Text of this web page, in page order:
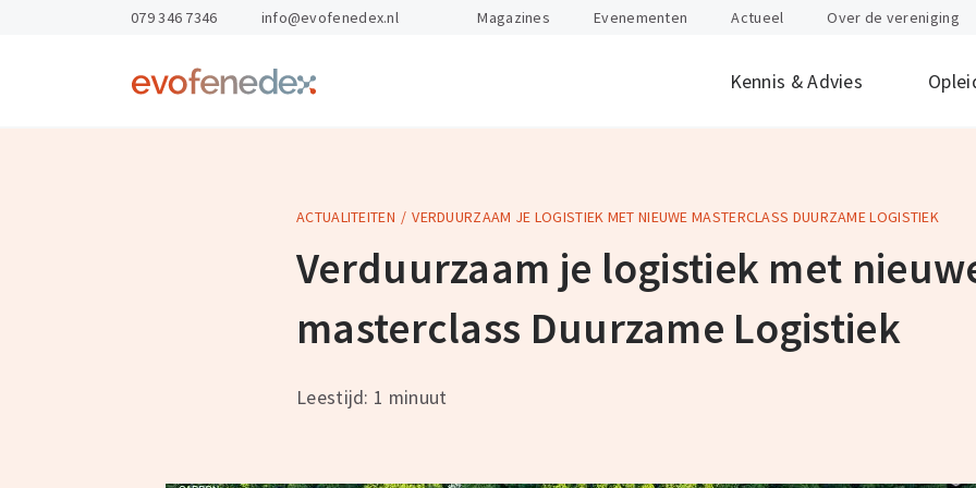
Return
Kennis & Advies
Kennis & Advies Gevaarlijke Stoffen
Internationaal
ondernemen
Juridisch
Arbo & veiligheid Btw Douane
Exportdocumenten Gevaarlijke stoffen Heftruck &
Magazijnen Logistiek Management Wegtransport
079 346 7346 info@evofenedex.nl Magazines Evenementen Actueel Over de vereniging
ACTUALITEITEN VERDUURZAAM JE LOGISTIEK MET NIEUWE MASTERCLASS DUURZAME LOGISTIEK
Verduurzaam je logistiek met
masterclass Duurzame Logistiek
Leestijd: 1 minuut